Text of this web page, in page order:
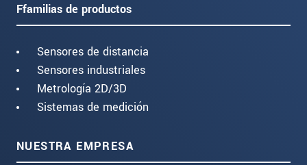
Ffamilias de productos
Sensores de distancia
Sensores industriales
Metrología 2D/3D
Sistemas de medición
NUESTRA EMPRESA